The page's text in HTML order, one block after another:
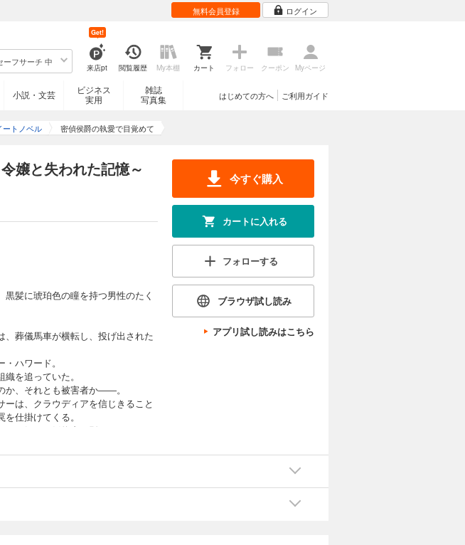
無料会員登録 ログイン
ーフサーチ 中
来店pt
Get!
閲覧履歴 My本棚 カート フォロー クーポン Myページ
小説・文芸
ビジネス
実用
雑誌
写真集
ご利用ガイド
はじめての方へ
ートノベル 密偵侯爵の執愛で目覚めて
嬢と失われた記憶～
髪に琥珀色の瞳を持つ男性のたく
葬儀馬車が横転し、投げ出された
ハワード。
を追っていた。
か、それとも被害者か――。
は、クラウディアを信じきること
仕掛けてくる。
る妖しい婚約者の影がクラウディ
クミステリー。
今すぐ購入
カートに入れる
フォローする
ブラウザ試し読み
アプリ試し読みはこちら